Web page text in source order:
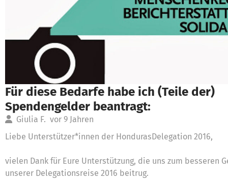
Für diese Bedarfe habe ich (Teile der)
Spendengelder beantragt:
Giulia F. vor 9 Jahren
Liebe Unterstützer*innen der HondurasDelegation 2016,
vielen Dank für Eure Unterstützung, die uns zum besseren
unserer Delegationsreise 2016 beitrug.